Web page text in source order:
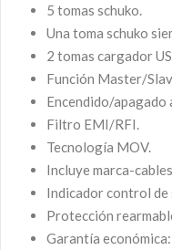
5 tomas schuko.
Una toma schuko
2 tomas cargador
Función Master/
Encendido/
Filtro EMI/RFI.
Tecnología MOV.
Incluye marca-
Indicador control de
Protección
Garantía